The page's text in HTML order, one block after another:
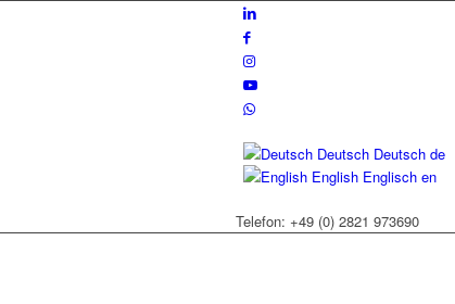
Deutsch Deutsch de
English Englisch en
Telefon: +49 (0) 2821 973690